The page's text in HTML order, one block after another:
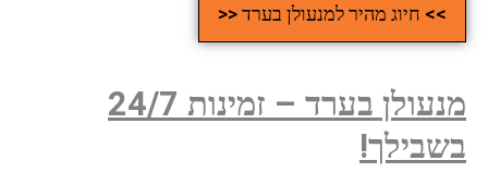
>> חיוג מהיר למנעולן בערד <<
מנעולן בערד – זמינות 24/7
בשבילך!